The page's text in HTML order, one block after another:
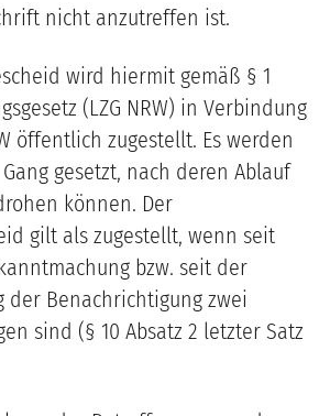
nicht anzutreffen ist.
wird hiermit gemäß § 1
(LZG NRW) in Verbindung
öffentlich zugestellt. Es werden
gesetzt, nach deren Ablauf
können. Der
gilt als zugestellt, wenn seit
bzw. seit der
der Benachrichtigung zwei
sind (§ 10 Absatz 2 letzter Satz